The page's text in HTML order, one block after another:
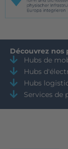
Découvrez
Hubs de
Hubs
Hubs
Services de